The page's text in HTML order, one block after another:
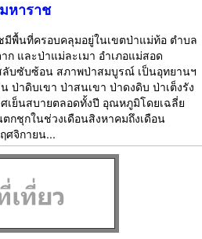
หาราช
พื้นที่ครอบคลุมอยู่ในเขตป่าแม่ท้อ ตำบล
ก และป่าแม่ละเมา อำเภอแม่สอด
ลับซับซ้อน สภาพป่าสมบูรณ์ เป็นอุทยานฯ
ป่าดิบเขา ป่าสนเขา ป่าดงดิบ ป่าเต็งรัง
เย็นสบายตลอดทั้งปี อุณหภูมิโดยเฉลี่ย
กชุกในช่วงเดือนสิงหาคมถึงเดือน
ศจิกายน...